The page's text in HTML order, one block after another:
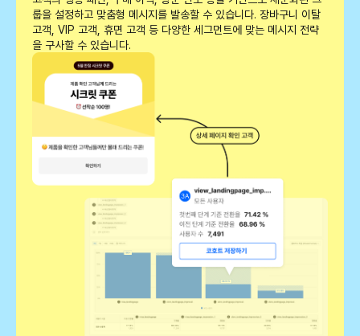
룹을 설정하고 맞춤형 메시지를 발송할 수 있습니다. 장바구니 이탈
고객, VIP 고객, 휴면 고객 등 다양한 세그먼트에 맞는 메시지 전략
을 구사할 수 있습니다.